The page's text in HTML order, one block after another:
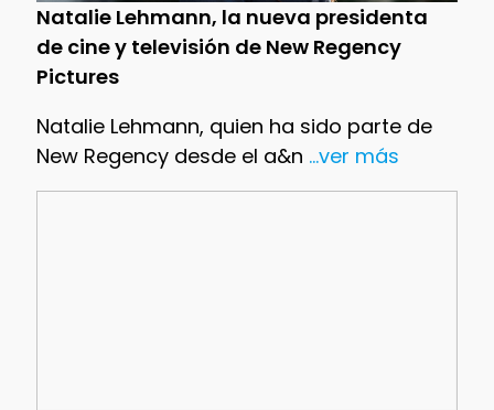
Natalie Lehmann, la nueva presidenta
de cine y televisión de New Regency
Pictures
Natalie Lehmann, quien ha sido parte de
New Regency desde el a&n ...ver más